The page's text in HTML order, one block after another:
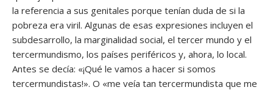
la referencia a sus genitales porque tenían duda de si la
pobreza era viril. Algunas de esas expresiones incluyen el
subdesarrollo, la marginalidad social, el tercer mundo y el
tercermundismo, los países periféricos y, ahora, lo local.
Antes se decía: «¡Qué le vamos a hacer si somos
tercermundistas!». O «me veía tan tercermundista que me